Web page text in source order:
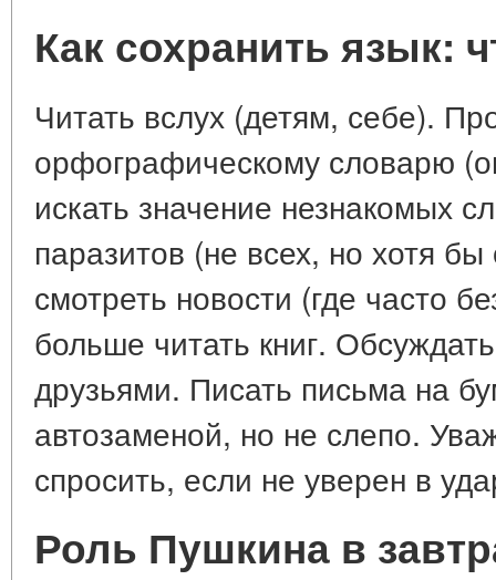
Как сохранить язык:
Читать вслух (детям, себе).
орфографическому словарю
искать значение незнакомых
паразитов (не всех, но хотя
смотреть новости (где часто
больше читать книг.
друзьями. Писать письма на
автозаменой, но не слепо.
спросить, если не уверен в
Роль Пушкина в